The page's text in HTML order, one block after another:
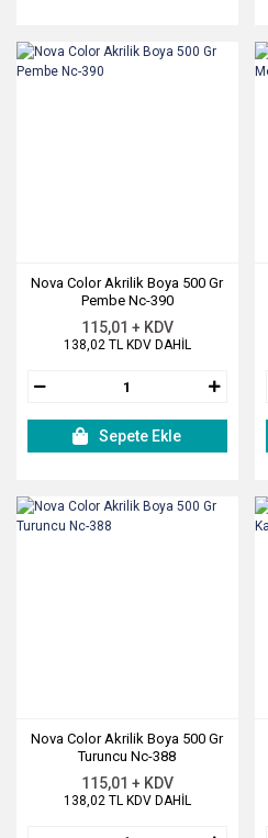
Nova Color Akrilik Boya 500 Gr
Pembe Nc-390
115,01 + KDV
138,02 TL KDV DAHİL
Sepete Ekle
Nova Color Akrilik Boya 500 Gr
Turuncu Nc-388
115,01 + KDV
138,02 TL KDV DAHİL